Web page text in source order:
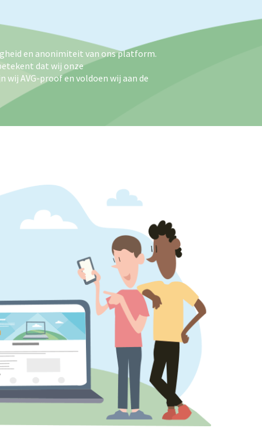
en anonimiteit van ons platform.
dat wij onze
AVG-proof en voldoen wij aan de